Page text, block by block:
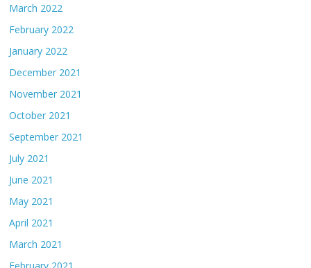
March 2022
February 2022
January 2022
December 2021
November 2021
October 2021
September 2021
July 2021
June 2021
May 2021
April 2021
March 2021